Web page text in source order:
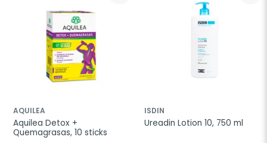
AQUILEA
Aquilea Detox +
Quemagrasas, 10 sticks
ISDIN
Ureadin Lotion 10, 750 ml